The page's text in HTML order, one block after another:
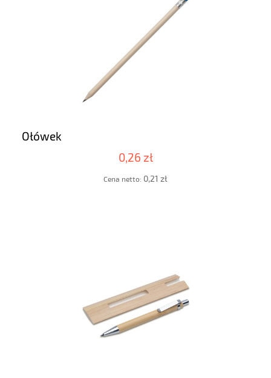
Ołówek
0,26 zł
Cena netto: 0,21 zł